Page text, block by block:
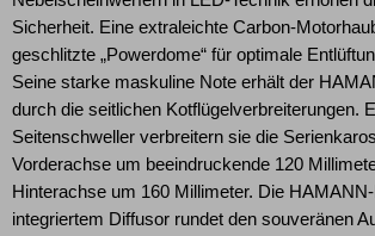
Sicherheit. Eine extraleichte Carbon-
geschlitzte „Powerdome“ für optimale
Seine starke maskuline Note erhält der
durch die seitlichen Kotflügelverbreiterungen.
Seitenschweller verbreitern sie die
Vorderachse um beeindruckende 120
Hinterachse um 160 Millimeter. Die
integriertem Diffusor rundet den souveränen